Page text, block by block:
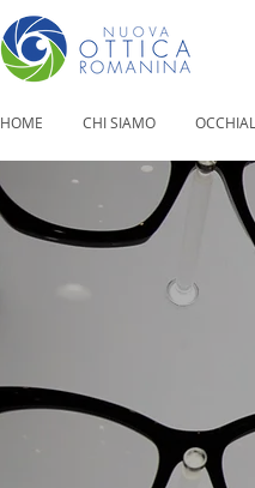
HOME CHI SIAMO